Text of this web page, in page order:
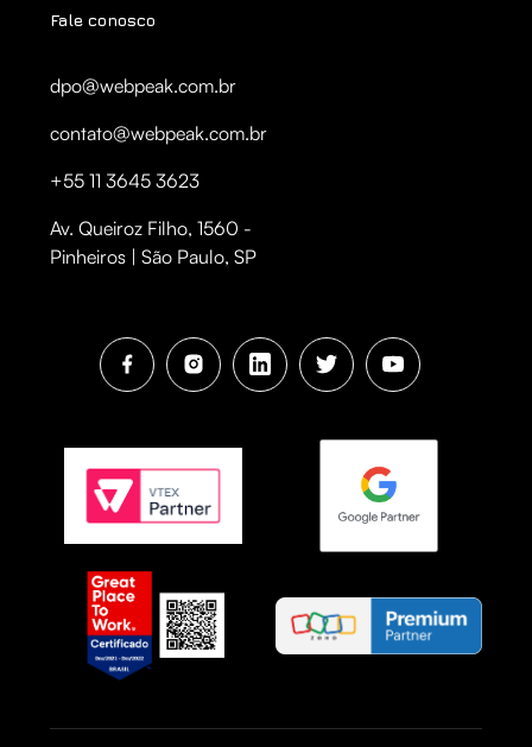
Fale conosco
dpo@webpeak.com.br
contato@webpeak.com.br
+55 11 3645 3623
Av. Queiroz Filho, 1560 -
Pinheiros | São Paulo, SP